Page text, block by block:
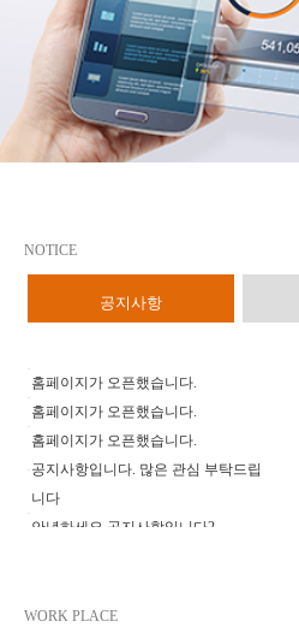
NOTICE
공지사항
홈페이지가 오픈했습니다.
홈페이지가 오픈했습니다.
홈페이지가 오픈했습니다.
공지사항입니다. 많은 관심 부탁드립
니다
안녕하세요 공지사항입니다2
WORK PLACE